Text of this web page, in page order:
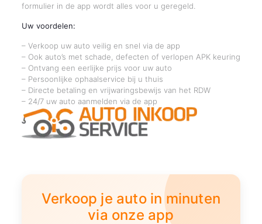
formulier in de app wordt alles voor u geregeld.
Uw voordelen:
– Verkoop uw auto veilig en snel via de app
– Ook auto’s met schade, defecten of verlopen APK keuring
– Ontvang een eerlijke prijs voor uw auto
– Persoonlijke ophaalservice bij u thuis
– Directe betaling en vrijwaringsbewijs van het RDW
– 24/7 uw auto aanmelden via de app
Verkoop je auto in minuten
via onze app